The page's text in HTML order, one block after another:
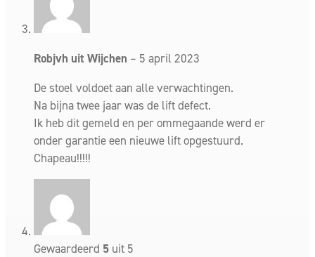
– De armleggers zijn in hoogte verstelbaar en naar
voren en achteren zodat uw armen altijd de perfecte
Hard rubberen wielen voor zachte vloeren
– Voorzien van hoogwaardige rubberen wielen die
zorgen voor soepele mobiliteit op zachte vloeren.
TÜV geteste gaslift hoogteverstelling
– De gaslift is TÜV getest, wat garant staat voor
van de hoogte, zodat u altijd de perfecte zithoogte
heeft.
Getest en goedgekeurd
Robjvh uit Wijchen – 5 april 2023
De stoel voldoet aan alle verwachtingen.
Na bijna twee jaar was de lift defect.
Ik heb dit gemeld en per ommegaande werd er
onder garantie een nieuwe lift opgestuurd.
Chapeau!!!!!
Gewaardeerd 5 uit 5